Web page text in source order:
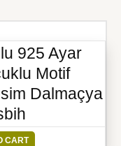
925 Ayar
Motif
Dalmaçya
CART